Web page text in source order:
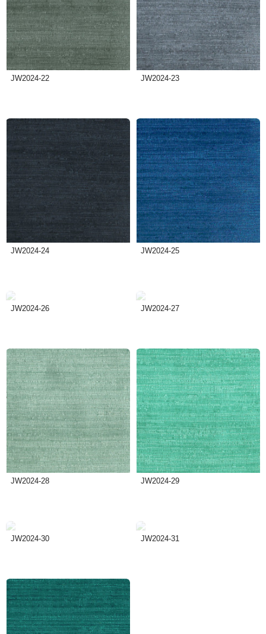
JW2024-22 JW2024-23
JW2024-24 JW2024-25
JW2024-26 JW2024-27
JW2024-28 JW2024-29
JW2024-30 JW2024-31